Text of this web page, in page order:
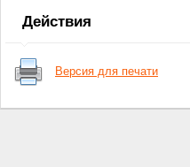
Статья 18
Статья 19
Статья 21
Статья 22
Действия
Версия для печати